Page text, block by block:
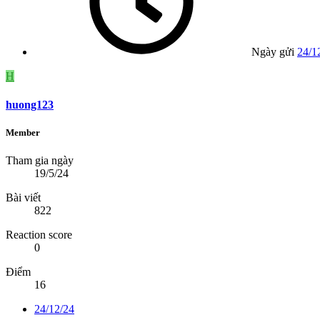
Ngày gửi 24/
H
huong123
Member
Tham gia ngày
19/5/24
Bài viết
822
Reaction score
0
Điểm
16
24/12/24